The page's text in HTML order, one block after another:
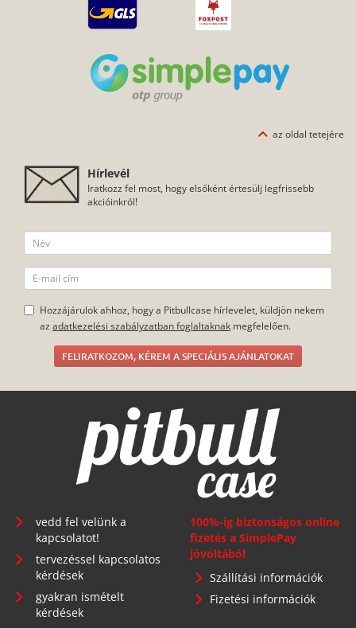
az oldal tetejére
Hírlevél
Iratkozz fel most, hogy elsőként értesülj legfrissebb
akcióinkról!
Hozzájárulok ahhoz, hogy a Pitbullcase hírlevelet, küldjön nekem
az adatkezelési szabályzatban foglaltaknak megfelelően.
FELIRATKOZOM, KÉREM A SPECIÁLIS AJÁNLATOKAT
vedd fel velünk a
kapcsolatot!
tervezéssel kapcsolatos
kérdések
gyakran ismételt
kérdések
100%-ig biztonságos online
fizetés a SimplePay
jóvoltából
Szállítási információk
Fizetési információk